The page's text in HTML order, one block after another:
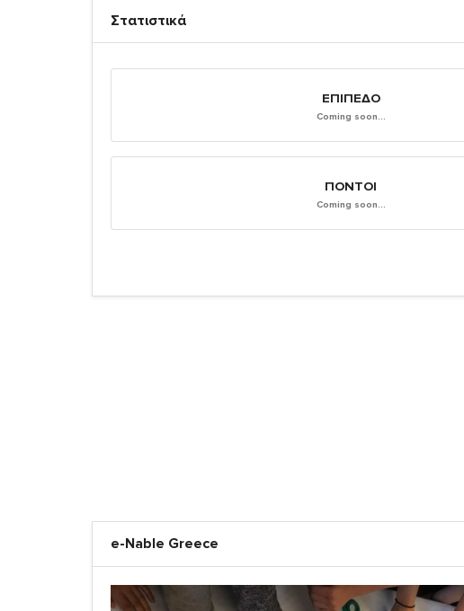
Στατιστικά
ΕΠΊΠΕΔΟ
Coming soon...
ΠΌΝΤΟΙ
Coming soon...
e-Nable Greece